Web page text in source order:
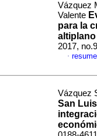
Vázquez
Valente
para la
2017,
·
Vázquez
San